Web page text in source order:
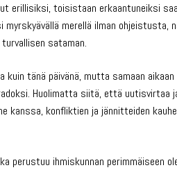
erillisiksi, toisistaan erkaantuneiksi
merellä ilman ohjeistusta,
sataman.
tänä päivänä, mutta samaan
Huolimatta siitä, että uutisvirtaa
kanssa, konfliktien ja jännitteiden
perustuu ihmiskunnan perimmäiseen